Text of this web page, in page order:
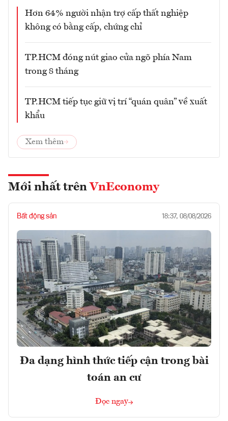
Hơn 64% người nhận trợ cấp thất nghiệp
không có bằng cấp, chứng chỉ
TP.HCM đóng nút giao cửa ngõ phía Nam
trong 8 tháng
TP.HCM tiếp tục giữ vị trí “quán quân” về xuất
khẩu
Xem thêm
Mới nhất trên VnEconomy
Bất động sản 18:37, 08/08/2026
Đa dạng hình thức tiếp cận trong bài
toán an cư
Đọc ngay